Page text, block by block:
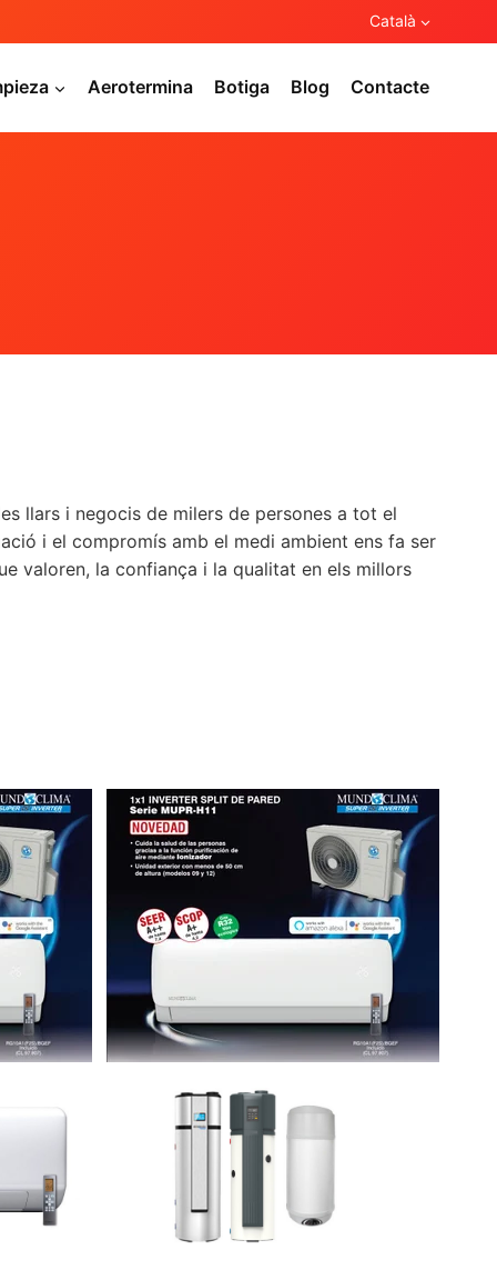
Català
Aerotermina Botiga Blog Contacte
llars i negocis de milers de persones a tot el
i el compromís amb el medi ambient ens fa ser
valoren, la confiança i la qualitat en els millors